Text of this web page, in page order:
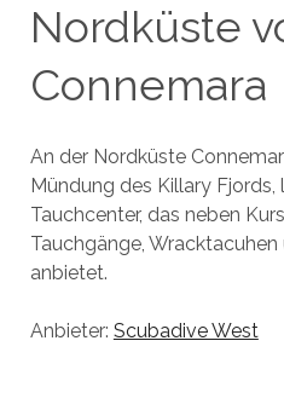
Nordküste
Connemara
An der Nordküste
Mündung des Killary Fjords,
Tauchcenter, das neben
Tauchgänge,
anbietet.
Anbieter: Scubadive West